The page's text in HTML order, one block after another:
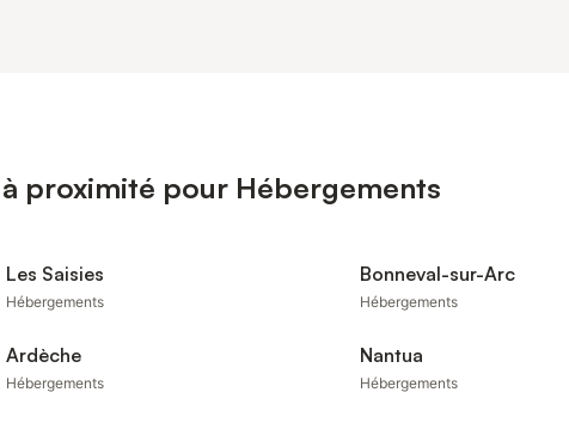
proximité pour Hébergements
Les Saisies
Hébergements
Bonneval-sur-Arc
Hébergements
Ardèche
Hébergements
Nantua
Hébergements